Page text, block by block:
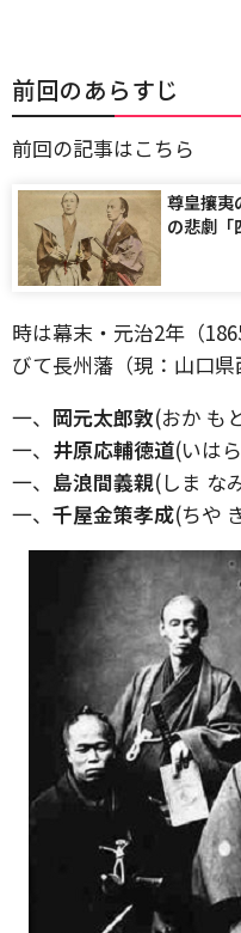
前回のあらすじ
前回の記事はこちら
尊皇攘夷
の悲劇「
時は幕末・元治2年（
びて長州藩（現：山口県
一、 岡元太郎敦(おか も
一、 井原応輔徳道(いは
一、 島浪間義親(しま な
一、 千屋金策孝成(ちや